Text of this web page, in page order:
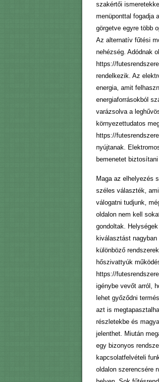
szakértői
menüponttal fogadja
görgetve egyre több
Az alternatív fűtési
nehézség. Adódnak
https://
rendelkezik. Az
energia, amit
energiaforrásokból
varázsolva a
környezettudatos
https://
nyújtanak.
bemenetet
Maga az elhelyezés
széles választék,
válogatni tudjunk,
oldalon nem kell
gondoltak.
kiválasztást
különböző
hőszivattyúk
https://
igénybe vevőt arról,
lehet győződni
azt is
részletekbe és
jelenthet. Miután
egy bizonyos
kapcsolatfelvételi
oldalon szerencsére